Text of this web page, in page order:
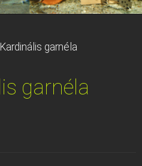
Kardinális garnéla
garnéla